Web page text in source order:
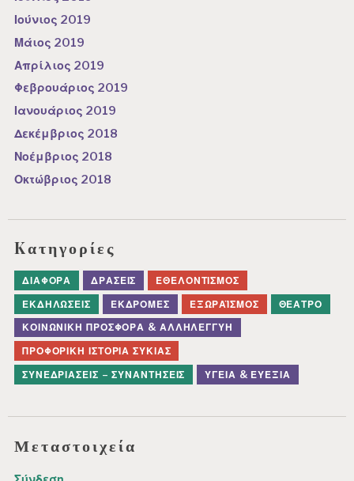
Ιούνιος 2019
Μάιος 2019
Απρίλιος 2019
Φεβρουάριος 2019
Ιανουάριος 2019
Δεκέμβριος 2018
Νοέμβριος 2018
Οκτώβριος 2018
Kατηγορίες
ΔΙΆΦΟΡΑ ΔΡΆΣΕΙΣ
ΕΘΕΛΟΝΤΙΣΜΌΣ
ΕΚΔΗΛΏΣΕΙΣ
ΕΚΔΡΟΜΈΣ ΕΞΩΡΑΪΣΜΌΣ
ΘΈΑΤΡΟ
ΚΟΙΝΩΝΙΚΉ ΠΡΟΣΦΟΡΆ & ΑΛΛΗΛΕΓΓΎΗ
ΠΡΟΦΟΡΙΚΉ ΙΣΤΟΡΊΑ ΣΥΚΙΆΣ
ΣΥΝΕΔΡΙΆΣΕΙΣ – ΣΥΝΑΝΤΉΣΕΙΣ
ΥΓΕΊΑ & ΕΥΕΞΊΑ
Μεταστοιχεία